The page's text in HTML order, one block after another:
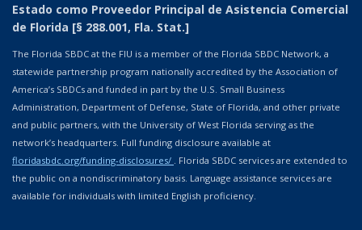
Estado como Proveedor Principal de Asistencia Comercial
de Florida [§ 288.001, Fla. Stat.]
The Florida SBDC at the FIU is a member of the Florida SBDC Network, a
statewide partnership program nationally accredited by the Association of
America’s SBDCs and funded in part by the U.S. Small Business
Administration, Department of Defense, State of Florida, and other private
and public partners, with the University of West Florida serving as the
network’s headquarters. Full funding disclosure available at
floridasbdc.org/funding-disclosures/
. Florida SBDC services are extended to
the public on a nondiscriminatory basis. Language assistance services are
available for individuals with limited English proficiency.